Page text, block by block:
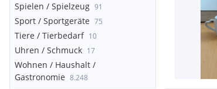
Spielen / Spielzeug 91
Sport / Sportgeräte 75
Tiere / Tierbedarf 10
Uhren / Schmuck 17
Wohnen / Haushalt /
Gastronomie 8.248